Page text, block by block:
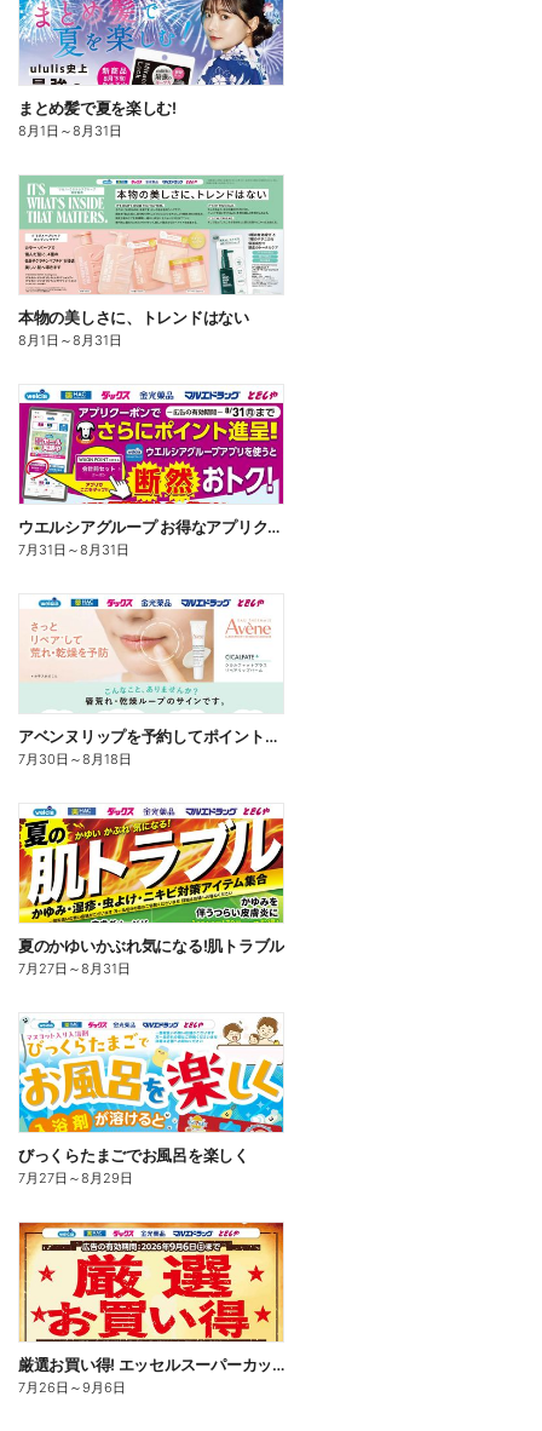
まとめ髪で夏を楽しむ!
8月1日 ～8月31日
本物の美しさに、トレンドはない
8月1日 ～8月31日
ウエルシアグループ お得なアプリクーポン
7月31日 ～8月31日
アベンヌリップを予約してポイントゲット!
7月30日 ～8月18日
夏のかゆいかぶれ気になる!肌トラブル
7月27日 ～8月31日
びっくらたまごでお風呂を楽しく
7月27日 ～8月29日
厳選お買い得! エッセルスーパーカップ
7月26日 ～9月6日